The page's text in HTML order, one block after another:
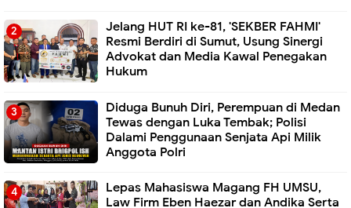
Jelang HUT RI ke-81, 'SEKBER FAHMI'
Resmi Berdiri di Sumut, Usung Sinergi
Advokat dan Media Kawal Penegakan
Hukum
Diduga Bunuh Diri, Perempuan di Medan
Tewas dengan Luka Tembak; Polisi
Dalami Penggunaan Senjata Api Milik
Anggota Polri
Lepas Mahasiswa Magang FH UMSU,
Law Firm Eben Haezar dan Andika Serta